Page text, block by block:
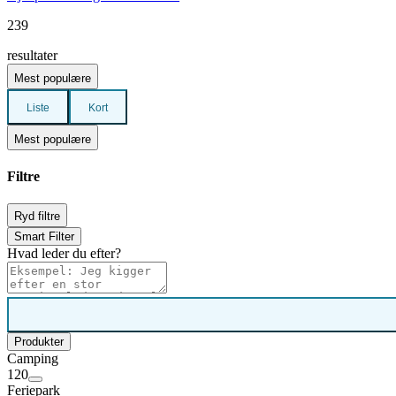
239
resultater
Mest populære
Liste Kort
Mest populære
Filtre
Ryd filtre
Smart Filter
Hvad leder du efter?
Produkter
Camping
120
Feriepark